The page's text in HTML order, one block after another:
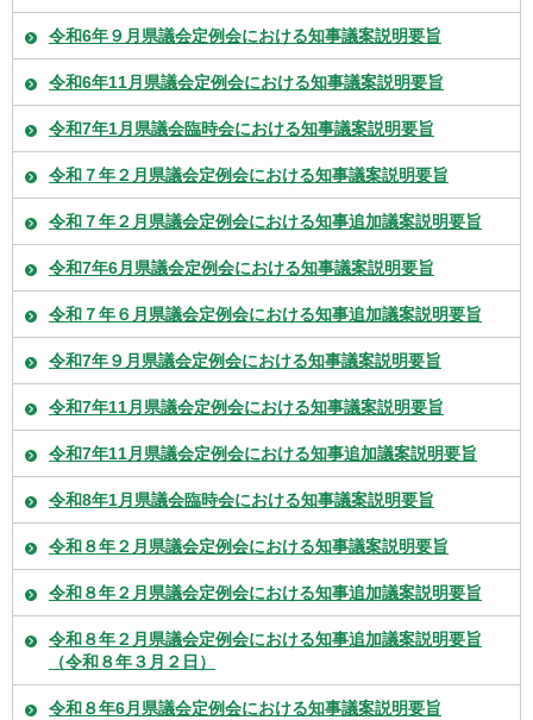
令和6年９月県議会定例会における知事議案説明要旨
令和6年11月県議会定例会における知事議案説明要旨
令和7年1月県議会臨時会における知事議案説明要旨
令和７年２月県議会定例会における知事議案説明要旨
令和７年２月県議会定例会における知事追加議案説明要旨
令和7年6月県議会定例会における知事議案説明要旨
令和７年６月県議会定例会における知事追加議案説明要旨
令和7年９月県議会定例会における知事議案説明要旨
令和7年11月県議会定例会における知事議案説明要旨
令和7年11月県議会定例会における知事追加議案説明要旨
令和8年1月県議会臨時会における知事議案説明要旨
令和８年２月県議会定例会における知事議案説明要旨
令和８年２月県議会定例会における知事追加議案説明要旨
令和８年２月県議会定例会における知事追加議案説明要旨
（令和８年３月２日）
令和８年6月県議会定例会における知事議案説明要旨